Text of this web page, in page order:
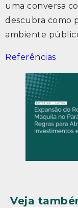
uma conversa
descubra como
ambiente
Referências
Veja